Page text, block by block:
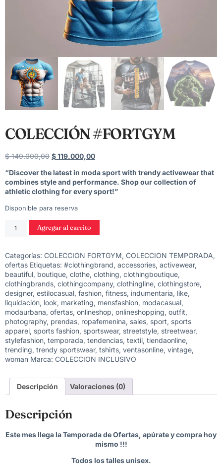
COLECCIÓN #FORTGYM
$149.000,00 $119.000,00
“Discover the latest in moda sport with trendy activewear that
combines style and performance. Shop our collection of
athletic clothing for every sport!”
Disponible para reserva
Agregar al carrito
Categorías: COLECCION FORTGYM, COLECCION TEMPORADA,
ofertas Etiquetas: #clothingbrand, accessories, activewear,
beautiful, boutique, clothe, clothing, clothingboutique,
clothingbrands, clothingcompany, clothingline, clothingstore,
designer, estilocasual, fashion, fitness, indumentaria, like,
liquidación, look, marketing, mensfashion, modacasual,
modaurbana, ofertas, onlineshop, onlineshopping, outfit,
photography, prendas, ropafemenina, sales, sport, sports
apparel, sports fashion, sportswear, streetstyle, streetwear,
stylefashion, temporada, tendencias, textil, tiendaonline,
trending, trendy sportswear, tshirts, ventasonline, vintage,
woman Marca: COLECCION INCLUSIVO
Descripción Valoraciones (0)
Descripción
Este mes llega la Temporada de Ofertas, apúrate y compra hoy
mismo !!!
Todos los talles unisex.